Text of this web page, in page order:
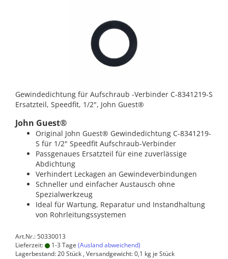
Gewindedichtung für Aufschraub -Verbinder C-8341219-S
Ersatzteil, Speedfit, 1/2", John Guest®
John Guest®
Original John Guest® Gewindedichtung C-8341219-
S für 1/2" Speedfit Aufschraub-Verbinder
Passgenaues Ersatzteil für eine zuverlässige
Abdichtung
Verhindert Leckagen an Gewindeverbindungen
Schneller und einfacher Austausch ohne
Spezialwerkzeug
Ideal für Wartung, Reparatur und Instandhaltung
von Rohrleitungssystemen
Art.Nr.: 50330013
Lieferzeit:
1-3 Tage (Ausland abweichend)
Lagerbestand: 20 Stück , Versandgewicht:0,1 kg je Stück